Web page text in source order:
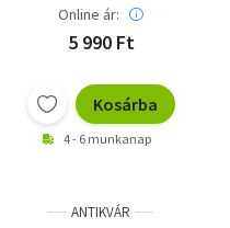
meggyalázva, A
magyar korona
titokzatos története,
hadműveletek a II.
világháborúban,
Japán shógunok
Torrente del Bosque
Nemere István
Online ár:
5 990 Ft
Kosárba
4 - 6 munkanap
ANTIKVÁR